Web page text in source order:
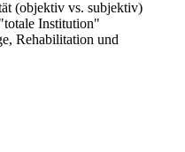
(objektiv vs. subjektiv)
Institution"
Rehabilitation und